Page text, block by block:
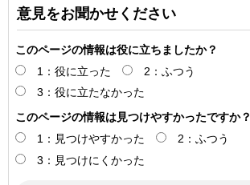
意見をお聞かせください
このページの情報は役に立ちましたか？
1：役に立った
2：ふつう
3：役に立たなかった
このページの情報は見つけやすかったですか？
1：見つけやすかった
2：ふつう
3：見つけにくかった